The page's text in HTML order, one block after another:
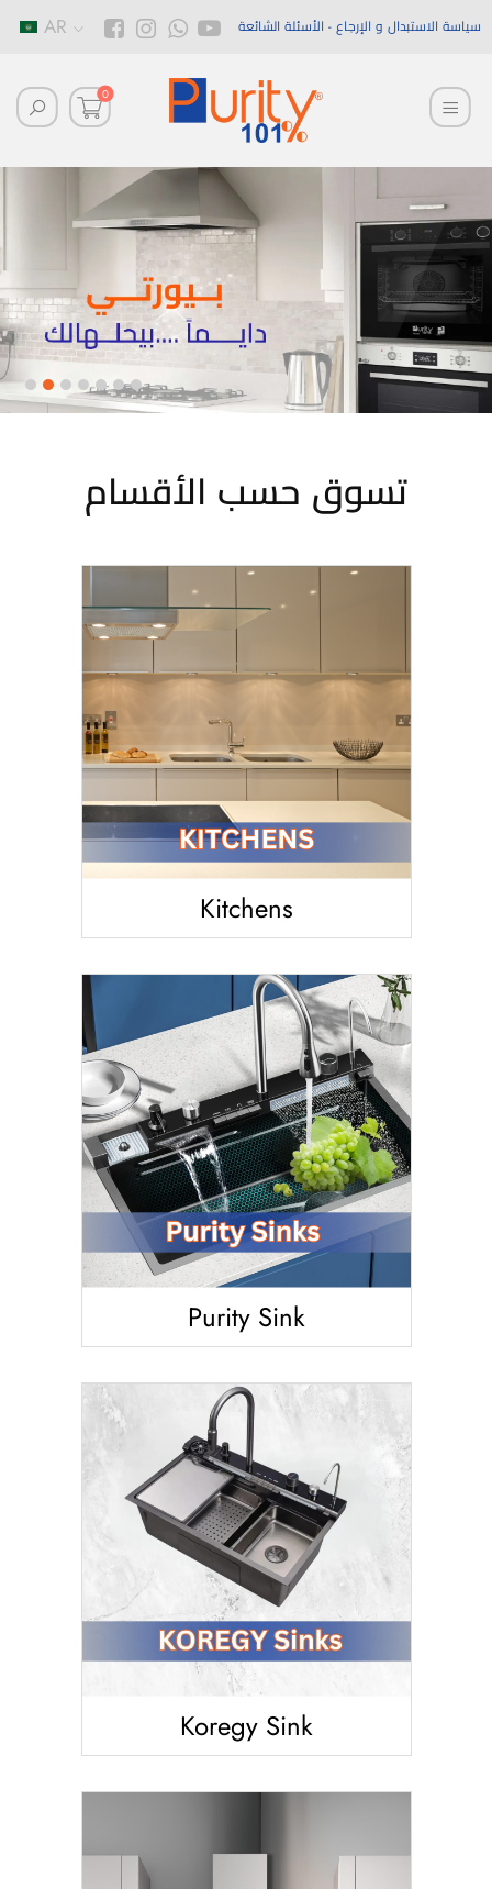
AR سياسة الاستبدال و الإرجاع الأسئلة الشائعة
0
تسوق حسب الأقسام
Kitchens
Purity Sink
Koregy Sink
أهلاً بيك!
أنا ذكي مساعدك الرقمي
محتاج فني تركيب ◀